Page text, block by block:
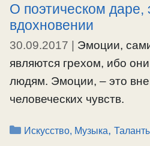
О поэтическом даре,
вдохновении
30.09.2017
Эмоции,
являются грехом, ибо
людям. Эмоции, – это
человеческих чувств.
#вдохновение ,#таланты,
Рубрики
Искусство, Музыка,